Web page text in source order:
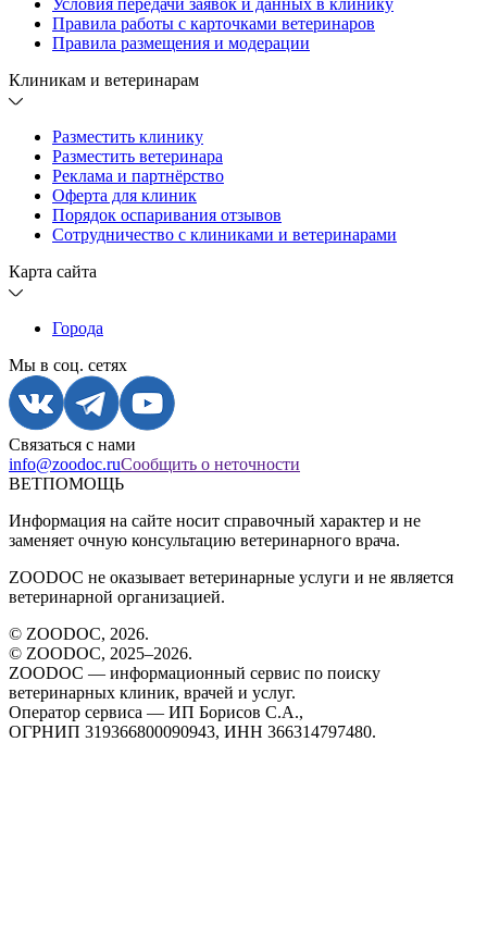
Правила работы с карточками ветеринаров
Правила размещения и модерации
Клиникам и ветеринарам
Разместить клинику
Разместить ветеринара
Реклама и партнёрство
Оферта для клиник
Порядок оспаривания отзывов
Сотрудничество с клиниками и ветеринарами
Карта сайта
Города
Мы в соц. сетях
Связаться с нами
info@zoodoc.ruСообщить о неточности
ВЕТПОМОЩЬ
Информация на сайте носит справочный характер и не
заменяет очную консультацию ветеринарного врача.
ZOODOC не оказывает ветеринарные услуги и не является
ветеринарной организацией.
© ZOODOC, 2026.
© ZOODOC, 2025–2026.
ZOODOC — информационный сервис по поиску
ветеринарных клиник, врачей и услуг.
Оператор сервиса — ИП Борисов С.А.,
ОГРНИП 319366800090943, ИНН 366314797480.